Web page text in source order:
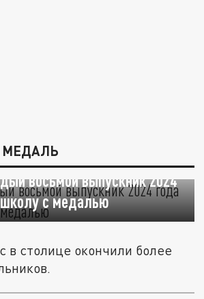
МЕДАЛЬ
восьмой выпускник 2024
с медалью
в столице окончили более